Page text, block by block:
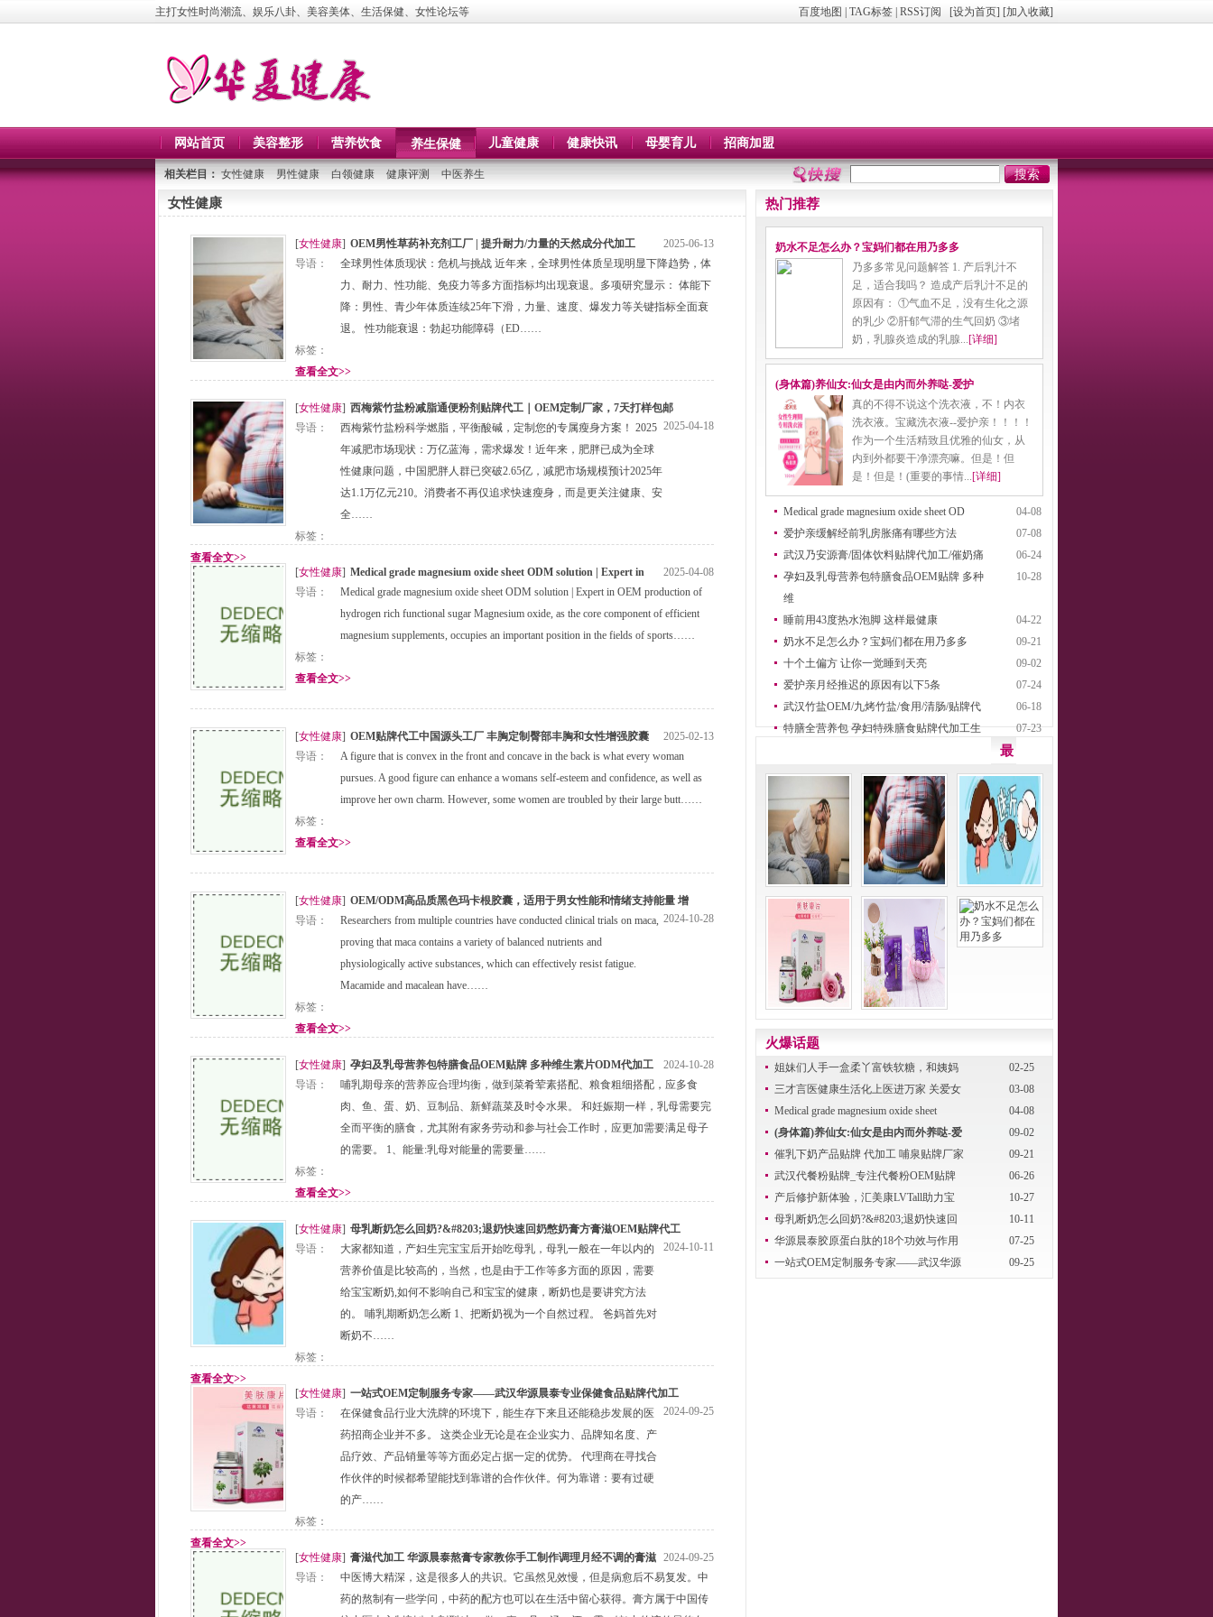
主打女性时尚潮流、娱乐八卦、美容美体、生活保健、女性论坛等 百度地图 TAG标签 RSS订阅 [设为首页] [加入收藏]
网站首页 美容整形 营养饮食 养生保健 儿童健康 健康快讯 母婴育儿 招商加盟
相关栏目： 女性健康 男性健康 白领健康 健康评测 中医养生
女性健康
[女性健康] OEM男性草药补充剂工厂 | 提升耐力/力量的天然成分代加工
2025-06-13
导语：
全球男性体质现状：危机与挑战 近年来，全球男性体质呈现明显下降趋势，体
力、耐力、性功能、免疫力等多方面指标均出现衰退。多项研究显示： 体能下
降：男性、青少年体质连续25年下滑，力量、速度、爆发力等关键指标全面衰
退。 性功能衰退：勃起功能障碍（ED……
标签：
查看全文>>
[女性健康] 西梅紫竹盐粉减脂通便粉剂贴牌代工｜OEM定制厂家，7天打样包邮
2025-04-18
导语：
西梅紫竹盐粉科学燃脂，平衡酸碱，定制您的专属瘦身方案！ 2025
年减肥市场现状：万亿蓝海，需求爆发！近年来，肥胖已成为全球
性健康问题，中国肥胖人群已突破2.65亿，减肥市场规模预计2025年
达1.1万亿元210。消费者不再仅追求快速瘦身，而是更关注健康、安
全……
标签：
查看全文>>
[女性健康] Medical grade magnesium oxide sheet ODM solution | Expert in
2025-04-08
导语：
Medical grade magnesium oxide sheet ODM solution | Expert in OEM production of
hydrogen rich functional sugar Magnesium oxide, as the core component of efficient
magnesium supplements, occupies an important position in the fields of sports……
标签：
查看全文>>
[女性健康] OEM贴牌代工中国源头工厂 丰胸定制臀部丰胸和女性增强胶囊
2025-02-13
导语：
A figure that is convex in the front and concave in the back is what every woman
pursues. A good figure can enhance a womans self-esteem and confidence, as well as
improve her own charm. However, some women are troubled by their large butt……
标签：
查看全文>>
[女性健康] OEM/ODM高品质黑色玛卡根胶囊，适用于男女性能和情绪支持能量 增
2024-10-28
导语：
Researchers from multiple countries have conducted clinical trials on maca,
proving that maca contains a variety of balanced nutrients and
physiologically active substances, which can effectively resist fatigue.
Macamide and macalean have……
标签：
查看全文>>
[女性健康] 孕妇及乳母营养包特膳食品OEM贴牌 多种维生素片ODM代加工
2024-10-28
导语：
哺乳期母亲的营养应合理均衡，做到菜肴荤素搭配、粮食粗细搭配，应多食
肉、鱼、蛋、奶、豆制品、新鲜蔬菜及时令水果。 和妊娠期一样，乳母需要完
全而平衡的膳食，尤其附有家务劳动和参与社会工作时，应更加需要满足母子
的需要。 1、能量:乳母对能量的需要量……
标签：
查看全文>>
[女性健康] 母乳断奶怎么回奶?&#8203;退奶快速回奶憋奶膏方膏滋OEM贴牌代工
2024-10-11
导语：
大家都知道，产妇生完宝宝后开始吃母乳，母乳一般在一年以内的
营养价值是比较高的，当然，也是由于工作等多方面的原因，需要
给宝宝断奶,如何不影响自己和宝宝的健康，断奶也是要讲究方法
的。 哺乳期断奶怎么断 1、把断奶视为一个自然过程。 爸妈首先对
断奶不……
标签：
查看全文>>
[女性健康] 一站式OEM定制服务专家——武汉华源晨泰专业保健食品贴牌代加工
2024-09-25
导语：
在保健食品行业大洗牌的环境下，能生存下来且还能稳步发展的医
药招商企业并不多。 这类企业无论是在企业实力、品牌知名度、产
品疗效、产品销量等等方面必定占据一定的优势。 代理商在寻找合
作伙伴的时候都希望能找到靠谱的合作伙伴。何为靠谱：要有过硬
的产……
标签：
查看全文>>
[女性健康] 膏滋代加工 华源晨泰熬膏专家教你手工制作调理月经不调的膏滋 2024-09-25
导语：
中医博大精深，这是很多人的共识。它虽然见效慢，但是病愈后不易复发。中
药的熬制有一些学问，中药的配方也可以在生活中留心获得。膏方属于中国传
热门推荐
奶水不足怎么办？宝妈们都在用乃多多
乃多多常见问题解答 1. 产后乳汁不
足，适合我吗？ 造成产后乳汁不足的
原因有： ①气血不足，没有生化之源
的乳少 ②肝郁气滞的生气回奶 ③堵
奶，乳腺炎造成的乳腺...[详细]
(身体篇)养仙女:仙女是由内而外养哒-爱护
真的不得不说这个洗衣液，不！内衣
洗衣液。宝藏洗衣液--爱护亲！！！！
作为一个生活精致且优雅的仙女，从
内到外都要干净漂亮嘛。但是！但
是！但是！(重要的事情...[详细]
Medical grade magnesium oxide sheet OD
04-08
爱护亲缓解经前乳房胀痛有哪些方法
07-08
武汉乃安源膏/固体饮料贴牌代加工/催奶痛
06-24
孕妇及乳母营养包特膳食品OEM贴牌 多种
维
10-28
睡前用43度热水泡脚 这样最健康
04-22
奶水不足怎么办？宝妈们都在用乃多多
09-21
十个土偏方 让你一觉睡到天亮
09-02
爱护亲月经推迟的原因有以下5条
07-24
武汉竹盐OEM/九烤竹盐/食用/清肠/贴牌代
06-18
特膳全营养包 孕妇特殊膳食贴牌代加工生
07-23
最
新
图
片
火爆话题
姐妹们人手一盒柔丫富铁软糖，和姨妈
握手言
02-25
三才言医健康生活化上医进万家 关爱女
性健
03-08
Medical grade magnesium oxide sheet
ODM
04-08
(身体篇)养仙女:仙女是由内而外养哒-爱
护亲
09-02
催乳下奶产品贴牌 代加工 哺泉贴牌厂家
首
09-21
武汉代餐粉贴牌_专注代餐粉OEM贴牌
代加工厂
06-26
产后修护新体验，汇美康LVTall助力宝
妈改善
10-27
母乳断奶怎么回奶?&#8203;退奶快速回
奶
10-11
华源晨泰胶原蛋白肽的18个功效与作用
07-25
一站式OEM定制服务专家——武汉华源
09-25